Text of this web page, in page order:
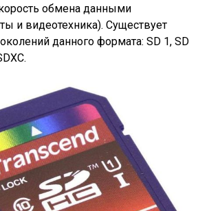
обмена данными
и видеотехника). Существует
данного формата: SD 1, SD